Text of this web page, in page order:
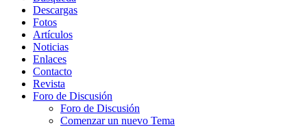
Descargas
Fotos
Artículos
Noticias
Enlaces
Contacto
Revista
Foro de Discusión
Foro de Discusión
Comenzar un nuevo Tema